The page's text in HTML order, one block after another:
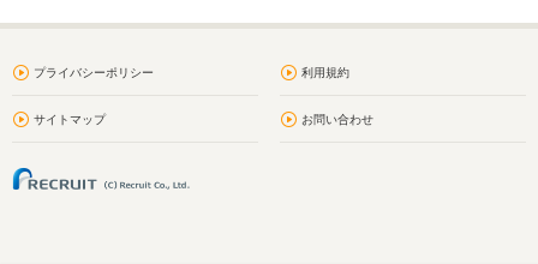
プライバシーポリシー 利用規約
サイトマップ お問い合わせ